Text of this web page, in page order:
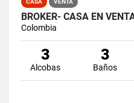
CASA VENTA
BROKER- CASA EN
Colombia
3
Alcobas
3
Baños